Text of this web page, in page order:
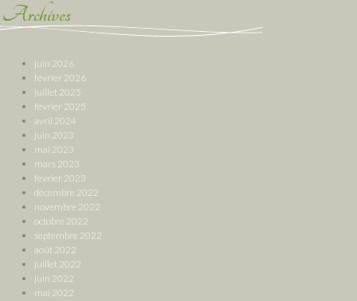
Archives
juin 2026
février 2026
juillet 2025
février 2025
avril 2024
juin 2023
mai 2023
mars 2023
février 2023
décembre 2022
novembre 2022
octobre 2022
septembre 2022
août 2022
juillet 2022
juin 2022
mai 2022